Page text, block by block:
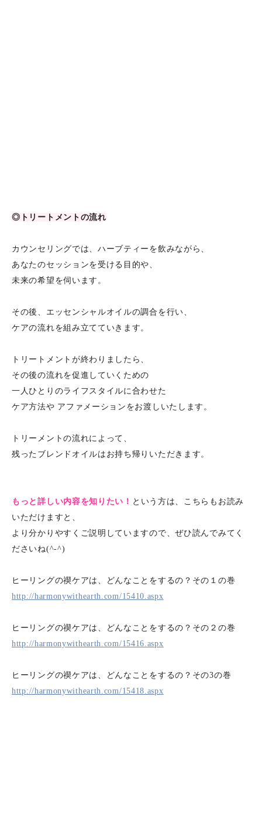
◎トリートメントの流れ
カウンセリングでは、ハーブティーを飲みながら、
あなたのセッションを受ける目的や、
未来の希望を伺います。
その後、エッセンシャルオイルの調合を行い、
ケアの流れを組み立てていきます。
トリートメントが終わりましたら、
その後の流れを促進していくための
一人ひとりのライフスタイルに合わせた
ケア方法や アファメーションをお渡しいたします。
トリーメントの流れによって、
残ったブレンドオイルはお持ち帰りいただきます。
もっと詳しい内容を知りたい！ という方は、こちらもお読み
いただけますと、
より分かりやすくご説明していますので、ぜひ読んでみてく
ださいね(^-^)
ヒーリングの禊ケアは、どんなことをするの？その１の巻
http://harmonywithearth.com/15410.aspx
ヒーリングの禊ケアは、どんなことをするの？その２の巻
http://harmonywithearth.com/15416.aspx
ヒーリングの禊ケアは、どんなことをするの？その3の巻
http://harmonywithearth.com/15418.aspx